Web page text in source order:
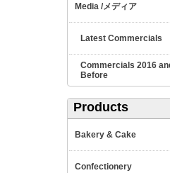
Media / メディア
Latest Commercials
Commercials 2016
Before
Products
Bakery & Cake
Confectionery